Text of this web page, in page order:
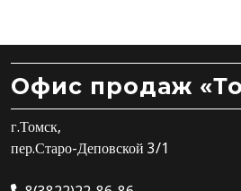
Офис продаж
г.Томск,
пер.Старо-Деповской 3/1